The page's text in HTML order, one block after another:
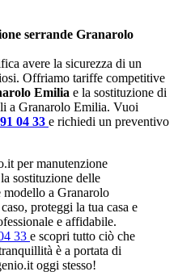
serrande Granarolo
avere la sicurezza di un
Offriamo tariffe competitive
Emilia e la sostituzione di
a Granarolo Emilia. Vuoi
04 33 e richiedi un preventivo
per manutenzione
sostituzione delle
modello a Granarolo
proteggi la tua casa e
e affidabile.
33 e scopri tutto ciò che
è a portata di
oggi stesso!